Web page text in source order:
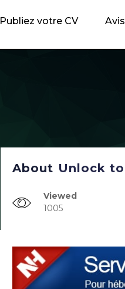
Publiez votre CV
About Unlock
Viewed
1005